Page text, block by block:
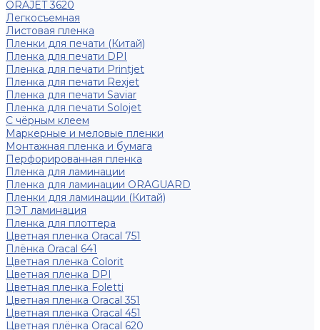
ORAJET 3620
Легкосъемная
Листовая пленка
Пленки для печати (Китай)
Пленка для печати DPI
Пленка для печати Printjet
Пленка для печати Rexjet
Пленка для печати Saviar
Пленка для печати Solojet
С чёрным клеем
Маркерные и меловые пленки
Монтажная пленка и бумага
Перфорированная пленка
Пленка для ламинации
Пленка для ламинации ORAGUARD
Пленки для ламинации (Китай)
ПЭТ ламинация
Пленка для плоттера
Цветная пленка Oracal 751
Плёнка Oracal 641
Цветная пленка Colorit
Цветная пленка DPI
Цветная пленка Foletti
Цветная пленка Oracal 351
Цветная пленка Oracal 451
Цветная плёнка Oracal 620